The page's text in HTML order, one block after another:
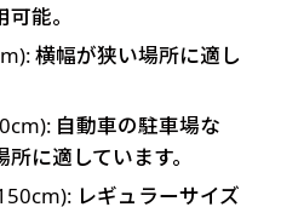
能。
横幅が狭い場所に適し
自動車の駐車場な
に適しています。
レギュラーサイズ